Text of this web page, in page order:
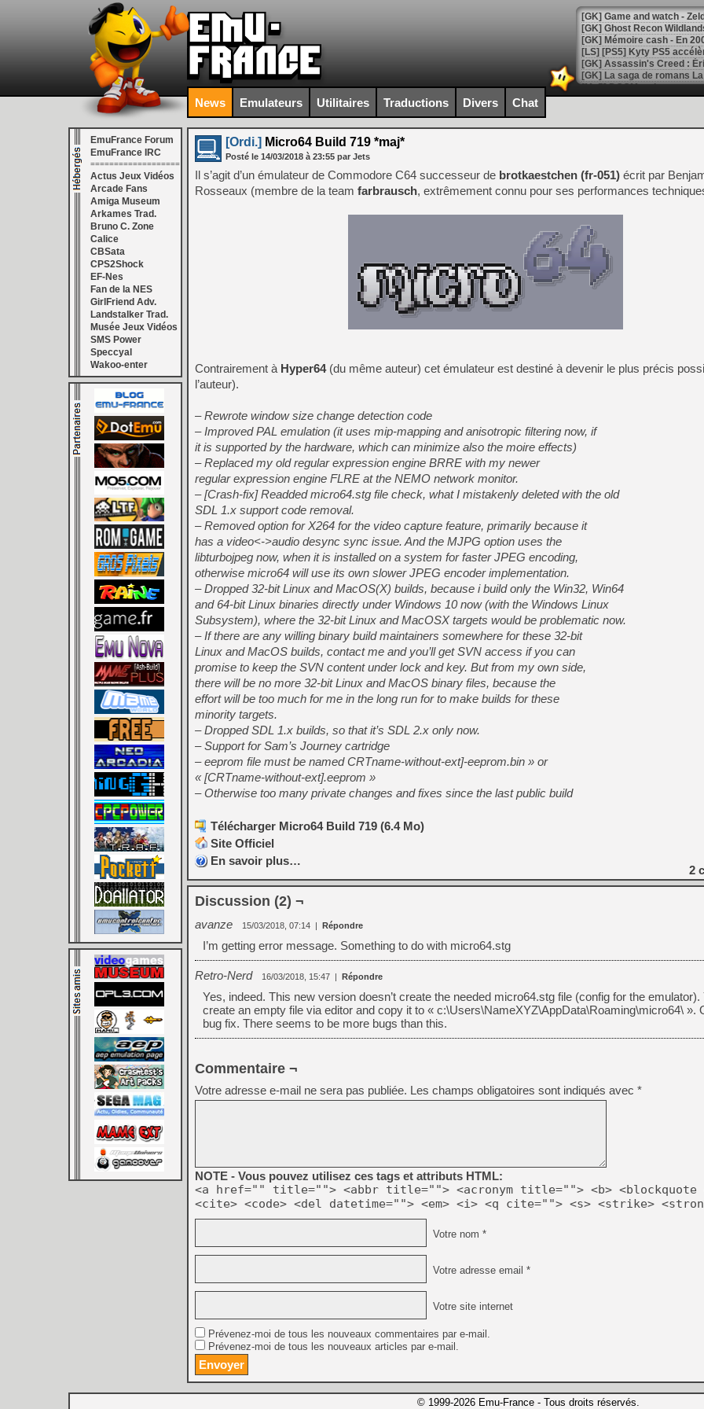
[Mo5] DOOM arrive en
[GK] Bethesda fête les 30
[GK] Roblox : l'action en
[GK] Agenda - GeForce
[GK] Devolver Digital en a
[LS] [PS5] ps5-y2jb-
[GK] Pourquoi Marvel
[GK] Test : Restory : Chill
[GK] GTA 6 : Rockstar
[GK] Hot Wheels Infinite
[GK] Mémoire cash -
[GK] Résultats Nintendo :
[GK] Déjà des
[Mo5] Brickboy cherche à
[GK] Minecraft et ses «
[GK] Beast of
[GK] Ubisoft : fin de partie
[GK] Mémoire cash -
[GK] Dan Houser (GTA)
[GK] Comment EA Sports
[GK] Crimson Moon : un
[GK] Isle of Reveries : le
[GK] Moonlighter 2 : The
[GK] Capcom relance
[Mo5] Deux inédits du
[GK] Le beat'em up The
[GK] Endless Legend 2 :
[LS] [PS5] Premiers
News Emulateurs Utilitaires Traductions Divers Chat
EmuFrance Forum
EmuFrance IRC
===================
Actus Jeux Vidéos
Arcade Fans
Amiga Museum
Arkames Trad.
Bruno C. Zone
Calice
CBSata
CPS2Shock
EF-Nes
Fan de la NES
GirlFriend Adv.
Landstalker Trad.
Musée Jeux Vidéos
SMS Power
Speccyal
Wakoo-enter
[Ordi.] Micro64 Build 719 *maj*
Posté le 14/03/2018 à 23:55 par Jets
Il s’agit d’un émulateur de Commodore C64 successeur de brotkaestchen (fr-051) écrit par
Rosseaux (membre de la team farbrausch, extrêmement connu pour ses performances
Contrairement à Hyper64(du même auteur) cet émulateur est destiné à devenir le plus précis
l’auteur).
– Rewrote window size change detection code
– Improved PAL emulation (it uses mip-mapping and anisotropic filtering now, if
it is supported by the hardware, which can minimize also the moire effects)
– Replaced my old regular expression engine BRRE with my newer
regular expression engine FLRE at the NEMO network monitor.
– [Crash-fix] Readded micro64.stg file check, what I mistakenly deleted with the old
SDL 1.x support code removal.
– Removed option for X264 for the video capture feature, primarily because it
has a video<->audio desync sync issue. And the MJPG option uses the
libturbojpeg now, when it is installed on a system for faster JPEG encoding,
otherwise micro64 will use its own slower JPEG encoder implementation.
– Dropped 32-bit Linux and MacOS(X) builds, because i build only the Win32, Win64
and 64-bit Linux binaries directly under Windows 10 now (with the Windows Linux
Subsystem), where the 32-bit Linux and MacOSX targets would be problematic now.
– If there are any willing binary build maintainers somewhere for these 32-bit
Linux and MacOS builds, contact me and you’ll get SVN access if you can
promise to keep the SVN content under lock and key. But from my own side,
there will be no more 32-bit Linux and MacOS binary files, because the
effort will be too much for me in the long run for to make builds for these
minority targets.
– Dropped SDL 1.x builds, so that it’s SDL 2.x only now.
– Support for Sam’s Journey cartridge
– eeprom file must be named CRTname-without-ext]-eeprom.bin » or
« [CRTname-without-ext].eeprom »
– Otherwise too many private changes and fixes since the last public build
Télécharger Micro64 Build 719 (6.4 Mo)
Site Officiel
En savoir plus…
2
Discussion (2) ¬
avanze 15/03/2018, 07:14 | Répondre
I’m getting error message. Something to do with micro64.stg
Retro-Nerd 16/03/2018, 15:47 | Répondre
Yes, indeed. This new version doesn’t create the needed micro64.stg file (config for the emulator).
create an empty file via editor and copy it to « c:\Users\NameXYZ\AppData\Roaming\micro64\ ».
bug fix. There seems to be more bugs than this.
Commentaire ¬
Votre adresse e-mail ne sera pas publiée. Les champs obligatoires sont indiqués avec *
NOTE - Vous pouvez utilisez ces tags et attributs HTML:
<a href="" title=""> <abbr title=""> <acronym title=""> <b> <blockquote
<cite> <code> <del datetime=""> <em> <i> <q cite=""> <s> <strike>
Votre nom *
Votre adresse email *
Votre site internet
Prévenez-moi de tous les nouveaux commentaires par e-mail.
Prévenez-moi de tous les nouveaux articles par e-mail.
© 1999-2026 Emu-France - Tous droits réservés.